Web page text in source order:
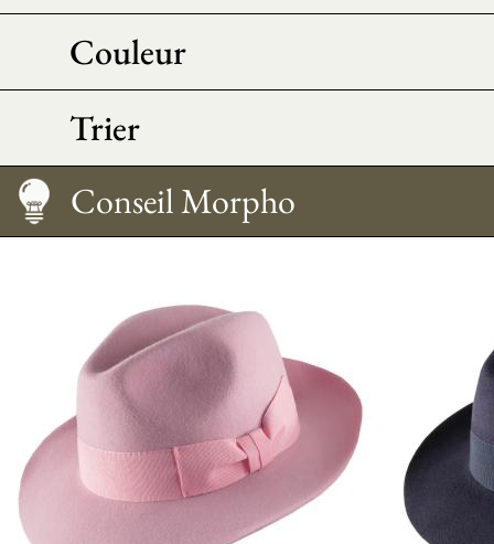
Couleur
Trier
Guide des tailles
Entretien
Comment le porter
Conseil Morpho